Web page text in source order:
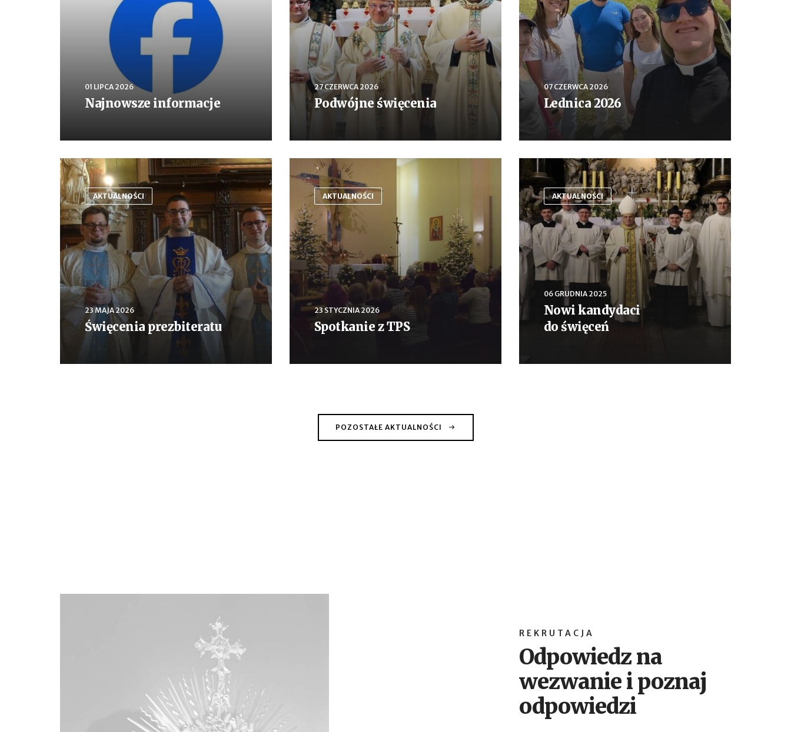
01 LIPCA 2026
Najnowsze informacje
27 CZERWCA 2026
Podwójne święcenia
07 CZERWCA 2026
Lednica 2026
AKTUALNOŚCI
23 MAJA 2026
Święcenia prezbiteratu
AKTUALNOŚCI
23 STYCZNIA 2026
Spotkanie z TPS
AKTUALNOŚCI
06 GRUDNIA 2025
Nowi kandydaci
do święceń
POZOSTAŁE AKTUALNOŚCI
REKRUTACJA
Odpowiedz na
wezwanie i poznaj
odpowiedzi